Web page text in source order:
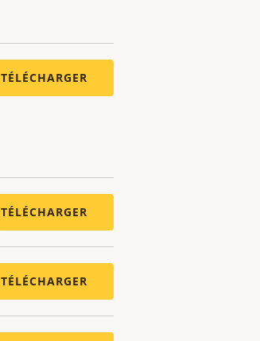
TÉLÉCHARGER
TÉLÉCHARGER
TÉLÉCHARGER